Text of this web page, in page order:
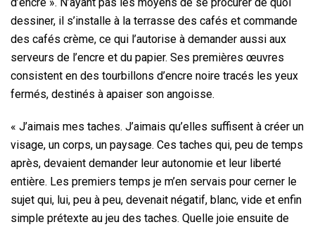
dessiner, il s’installe à la terrasse des cafés et commande
des cafés crème, ce qui l’autorise à demander aussi aux
serveurs de l’encre et du papier. Ses premières œuvres
consistent en des tourbillons d’encre noire tracés les yeux
fermés, destinés à apaiser son angoisse.
« J’aimais mes taches. J’aimais qu’elles suffisent à créer un
visage, un corps, un paysage. Ces taches qui, peu de temps
après, devaient demander leur autonomie et leur liberté
entière. Les premiers temps je m’en servais pour cerner le
sujet qui, lui, peu à peu, devenait négatif, blanc, vide et enfin
simple prétexte au jeu des taches. Quelle joie ensuite de